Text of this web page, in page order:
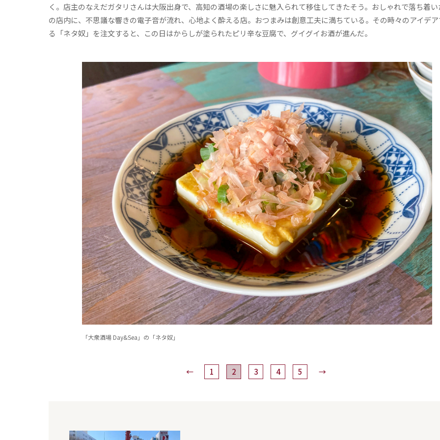
く。店主のなえだガタリさんは大阪出身で、高知の酒場の楽しさに魅入られて移住してきたそう。おしゃれで落ち着
の店内に、不思議な響きの電子音が流れ、心地よく酔える店。おつまみは創意工夫に満ちている。その時々のアイデ
る「ネタ奴」を注文すると、この日はからしが塗られたピリ辛な豆腐で、グイグイお酒が進んだ。
「大衆酒場 Day&Sea」の「ネタ奴」
← 1 2 3 4 5 →